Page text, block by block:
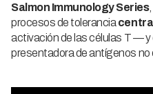
Salmon Immunology Series
procesos de tolerancia
activación de las células T — y
presentadora de antígenos